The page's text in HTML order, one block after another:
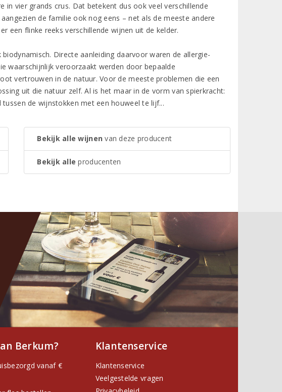
in vier grands crus. Dat betekent dus ook veel verschillende
de familie ook nog eens – net als de meeste andere
een flinke reeks verschillende wijnen uit de kelder.
Directe aanleiding daarvoor waren de allergie-
waarschijnlijk veroorzaakt werden door bepaalde
vertrouwen in de natuur. Voor de meeste problemen die een
uit die natuur zelf. Al is het maar in de vorm van spierkracht:
de wijnstokken met een houweel te lijf...
Bekijk alle wijnen van deze producent
Bekijk alle producenten
Berkum?
vanaf €
Klantenservice
Klantenservice
Veelgestelde vragen